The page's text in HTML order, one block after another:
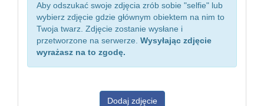
Aby odszukać swoje zdjęcia zrób sobie "selfie" lub
wybierz zdjęcie gdzie głównym obiektem na nim to
Twoja twarz. Zdjęcie zostanie wysłane i
przetworzone na serwerze. Wysyłając zdjęcie
wyrażasz na to zgodę.
Dodaj zdjęcie